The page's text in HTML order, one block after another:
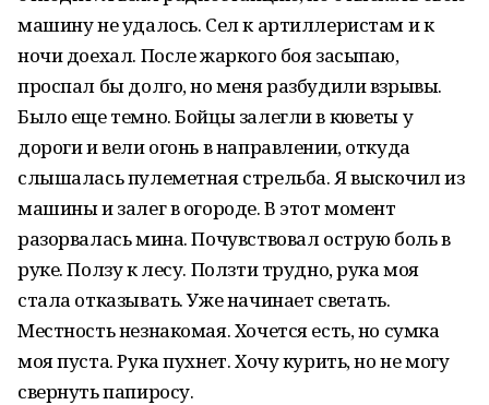
машину не удалось. Сел к артиллеристам и к
ночи доехал. После жаркого боя засыпаю,
проспал бы долго, но меня разбудили взрывы.
Было еще темно. Бойцы залегли в кюветы у
дороги и вели огонь в направлении, откуда
слышалась пулеметная стрельба. Я выскочил из
машины и залег в огороде. В этот момент
разорвалась мина. Почувствовал острую боль в
руке. Ползу к лесу. Ползти трудно, рука моя
стала отказывать. Уже начинает светать.
Местность незнакомая. Хочется есть, но сумка
моя пуста. Рука пухнет. Хочу курить, но не могу
свернуть папиросу.